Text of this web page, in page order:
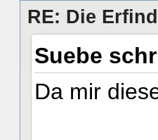
RE: Die
Suebe
Da mir